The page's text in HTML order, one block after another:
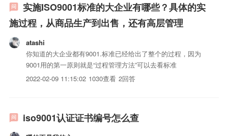
实施ISO9001标准的大企业有哪些？具体的实
施过程，从商品生产到出售，还有高层管理
atashi
你知道的大企业都有9001.标准已经给出了整个的过程，因为
9001用的第一原则就是“过程管理方法”可以去看标准
2022-02-09 11:15:02 1030查看 2回答
iso9001认证证书编号怎么查